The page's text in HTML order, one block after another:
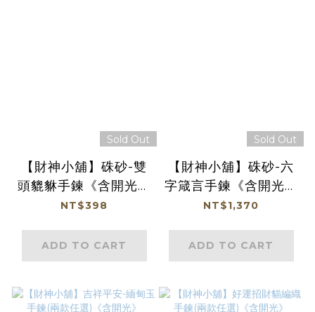
Sold Out
【財神小舖】硃砂-雙
頭貔貅手鍊《含開光》
【SL-9603】
NT$398
ADD TO CART
Sold Out
【財神小舖】硃砂-六
字箴言手鍊《含開光》
【SL-9602】
NT$1,370
ADD TO CART